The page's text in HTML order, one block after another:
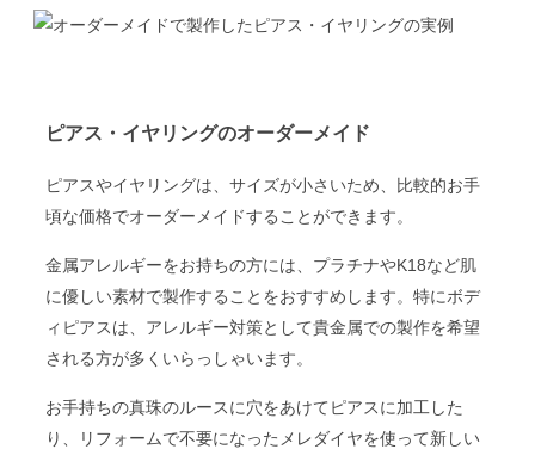
ピアス・イヤリングのオーダーメイド
ピアスやイヤリングは、サイズが小さいため、比較的お手
頃な価格でオーダーメイドすることができます。
金属アレルギーをお持ちの方には、プラチナやK18など肌
に優しい素材で製作することをおすすめします。特にボデ
ィピアスは、アレルギー対策として貴金属での製作を希望
される方が多くいらっしゃいます。
お手持ちの真珠のルースに穴をあけてピアスに加工した
り、リフォームで不要になったメレダイヤを使って新しい